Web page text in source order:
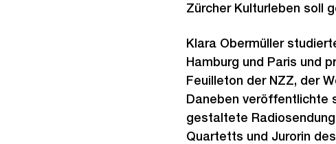
Zürcher Kulturleben soll
Klara Obermüller
Hamburg und Paris und
Feuilleton der NZZ, der
Daneben veröffentlichte
gestaltete
Quartetts und Jurorin